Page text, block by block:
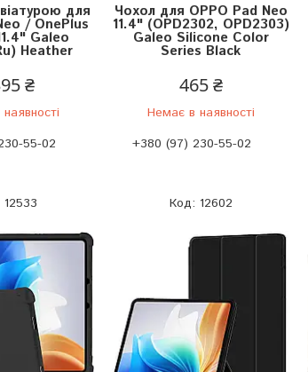
для
/ OnePlus
Galeo
Heather
₴
55-02
Чохол для OPPO Pad Neo
11.4" (OPD2302, OPD2303)
Galeo Silicone Color
Series Black
465 ₴
Немає в наявності
+380 (97) 230-55-02
12533 12602